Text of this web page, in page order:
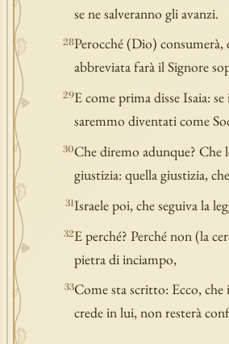
se ne salveranno gli avanzi.
28Perocché (Dio) consumerà,
abbreviata farà il Signore
29E come prima disse Isaia:
saremmo diventati come
30Che diremo adunque? Che
giustizia: quella giustizia,
31Israele poi, che seguiva la
32E perché? Perché non (la
pietra di inciampo,
33Come sta scritto: Ecco,
crede in lui, non resterà